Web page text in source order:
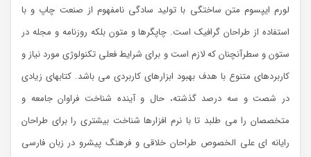
لورم ایپسوم متن ساختگی با تولید سادگی نامفهوم از صنعت چاپ و با
استفاده از طراحان گرافیک است. چاپگرها و متون بلکه روزنامه و مجله در
ستون و سطرآنچنان که لازم است و برای شرایط فعلی تکنولوژی مورد نیاز و
کاربردهای متنوع با هدف بهبود ابزارهای کاربردی می باشد. کتابهای زیادی
در شصت و سه درصد گذشته، حال و آینده شناخت فراوان جامعه و
متخصصان را می طلبد تا با نرم افزارها شناخت بیشتری را برای طراحان
رایانه ای علی الخصوص طراحان خلاقی و فرهنگ پیشرو در زبان فارسی